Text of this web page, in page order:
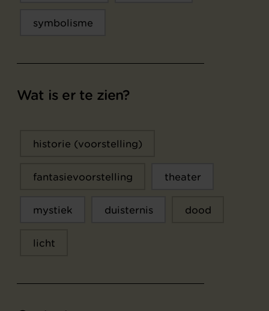
symbolisme
Wat is er te zien?
historie (voorstelling)
fantasievoorstelling theater
mystiek duisternis dood
licht